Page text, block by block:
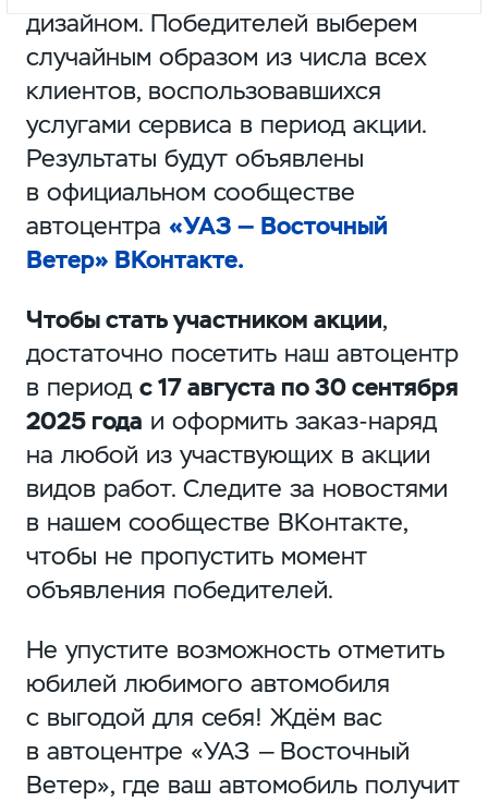
дизайном. Победителей выберем
случайным образом из числа всех
клиентов, воспользовавшихся
услугами сервиса в период акции.
Результаты будут объявлены
в официальном сообществе
автоцентра «УАЗ — Восточный
Ветер» ВКонтакте.
Чтобы стать участником акции,
достаточно посетить наш автоцентр
в период с 17 августа по 30 сентября
2025 года и оформить заказ-наряд
на любой из участвующих в акции
видов работ. Следите за новостями
в нашем сообществе ВКонтакте,
чтобы не пропустить момент
объявления победителей.
Не упустите возможность отметить
юбилей любимого автомобиля
с выгодой для себя! Ждём вас
в автоцентре «УАЗ — Восточный
Ветер», где ваш автомобиль получит